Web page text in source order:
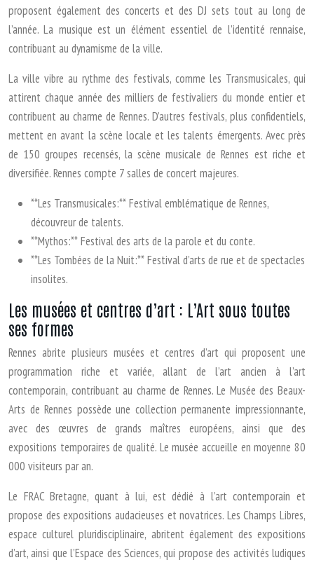
proposent également des concerts et des DJ sets tout au long de
l’année. La musique est un élément essentiel de l’identité rennaise,
contribuant au dynamisme de la ville.
La ville vibre au rythme des festivals, comme les Transmusicales, qui
attirent chaque année des milliers de festivaliers du monde entier et
contribuent au charme de Rennes. D’autres festivals, plus confidentiels,
mettent en avant la scène locale et les talents émergents. Avec près
de 150 groupes recensés, la scène musicale de Rennes est riche et
diversifiée. Rennes compte 7 salles de concert majeures.
**Les Transmusicales:** Festival emblématique de Rennes,
découvreur de talents.
**Mythos:** Festival des arts de la parole et du conte.
**Les Tombées de la Nuit:** Festival d’arts de rue et de spectacles
insolites.
Les musées et centres d’art : L’Art sous toutes
ses formes
Rennes abrite plusieurs musées et centres d’art qui proposent une
programmation riche et variée, allant de l’art ancien à l’art
contemporain, contribuant au charme de Rennes. Le Musée des Beaux-
Arts de Rennes possède une collection permanente impressionnante,
avec des œuvres de grands maîtres européens, ainsi que des
expositions temporaires de qualité. Le musée accueille en moyenne 80
000 visiteurs par an.
Le FRAC Bretagne, quant à lui, est dédié à l’art contemporain et
propose des expositions audacieuses et novatrices. Les Champs Libres,
espace culturel pluridisciplinaire, abritent également des expositions
d’art, ainsi que l’Espace des Sciences, qui propose des activités ludiques